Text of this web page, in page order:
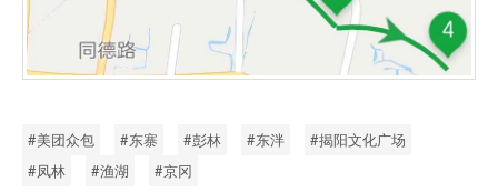
美团众包 东寨 彭林 东泮
揭阳文化广场
凤林
渔湖 京冈